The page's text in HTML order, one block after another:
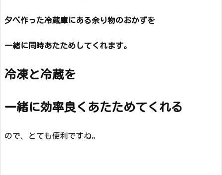
夕べ作った冷蔵庫にある余り物のおかずを
一緒に同時あたためしてくれます。
冷凍と冷蔵を
一緒に効率良くあたためてくれる
ので、とても便利ですね。